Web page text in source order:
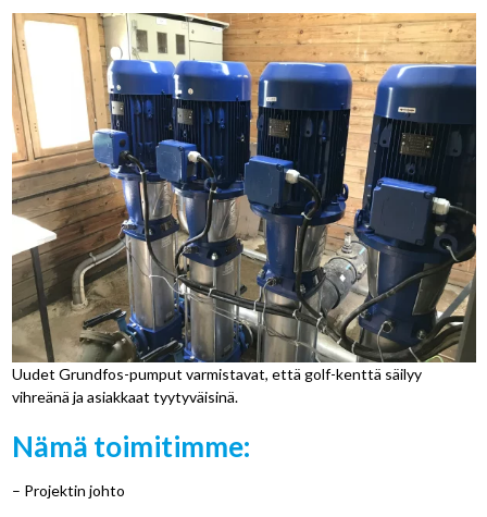
Uudet Grundfos-pumput varmistavat, että golf-kenttä säilyy
vihreänä ja asiakkaat tyytyväisinä.
Nämä toimitimme:
– Projektin johto